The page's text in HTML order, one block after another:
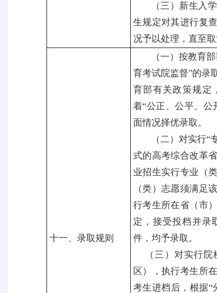
（三） 新生入
生规定对其进行复
况予以处理，直至
十一、 录取规则
（一）按教育
育考试院监督”的录
育部有关政策规定
着“公正、公平、公
面情况择优录取。
（二） 对实行“
式的高考综合改革
业招生实行专业（
（类）志愿须满足
行考生所在省（市
定，接受投档并录
件，均予录取。
（ 三 ） 对实行院
区），执行考生所
考生进档后，根据“